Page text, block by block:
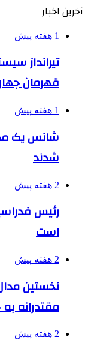
آخرین اخبار
1 هفته پیش
تیرانداز
قهرمان
1 هفته پیش
شدند
2 هفته پیش
رئیس
است
2 هفته پیش
نخستین
مقتدرانه
2 هفته پیش